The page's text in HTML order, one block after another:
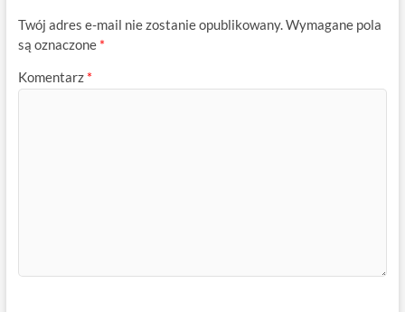
Twój adres e-mail nie zostanie opublikowany.Wymagane pola
są oznaczone *
Komentarz *